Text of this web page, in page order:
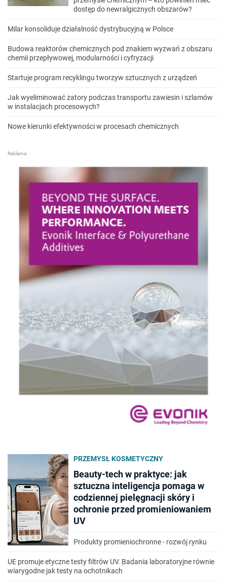
dostęp do newralgicznych obszarów?
Milar konsoliduje działalność dystrybucyjną w Polsce
Budowa reaktorów chemicznych pod znakiem wyzwań z obszaru
chemii przepływowej, modularności i cyfryzacji
Startuje program recyklingu tworzyw sztucznych z urządzeń
Jak wyeliminować zatory podczas transportu zawiesin i szlamów
w instalacjach procesowych?
Nowe kierunki efektywności w procesach chemicznych
PRZEMYSŁ KOSMETYCZNY
Beauty-tech w praktyce: jak
sztuczna inteligencja pomaga w
codziennej pielęgnacji skóry i
ochronie przed promieniowaniem
UV
Produkty promieniochronne - rozwój rynku
UE promuje etyczne testy filtrów UV. Badania laboratoryjne równie
wiarygodne jak testy na ochotnikach